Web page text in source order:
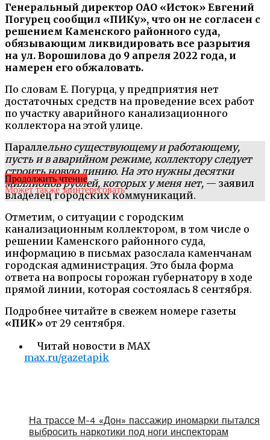
Генеральный директор ОАО «Исток» Евгений
Погурец сообщил «ПИКу», что он не согласен с
решением Каменского районного суда,
обязывающим ликвидировать все разрытия
на ул. Ворошилова до 9 апреля 2022 года, и
намерен его обжаловать.
По словам Е. Погурца, у предприятия нет
достаточных средств на проведение всех работ
по участку аварийного канализационного
коллектора на этой улице.
Параллельно существующему и работающему,
пусть и в аварийном режиме, коллектору следует
строить новую линию. На это нужны десятки
миллионов рублей, которых у меня нет, — заявил
владелец городских коммуникаций.
Отметим, о ситуации с городским
канализационным коллектором, в том числе о
решении Каменского районного суда,
информацию в письмах разослала каменчанам
городская администрация. Это была форма
ответа на вопросы горожан губернатору в ходе
прямой линии, которая состоялась 8 сентября.
Подробнее читайте в свежем номере газеты
«ПИК» от 29 сентября.
Читай новости в MAX
max.ru/gazetapik
Продолжить чтение
Может также заинтересовать
На трассе М-4 «Дон» пассажир иномарки пытался
выбросить наркотики под ноги инспекторам